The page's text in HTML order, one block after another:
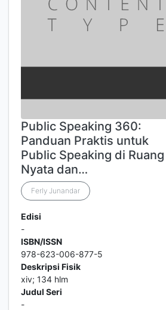
Public Speaking 360:
Panduan Praktis untuk
Public Speaking di Ruang
Nyata dan…
Ferly Junandar
Edisi
-
ISBN/ISSN
978-623-006-877-5
Deskripsi Fisik
xiv; 134 hlm
Judul Seri
-